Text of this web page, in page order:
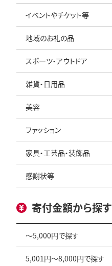
イベントやチケット等
地域のお礼の品
スポーツ・アウトドア
雑貨・日用品
美容
ファッション
家具・工芸品・装飾品
感謝状等
寄付金額から探す
～5,000円で探す
5,001円～8,000円で探す